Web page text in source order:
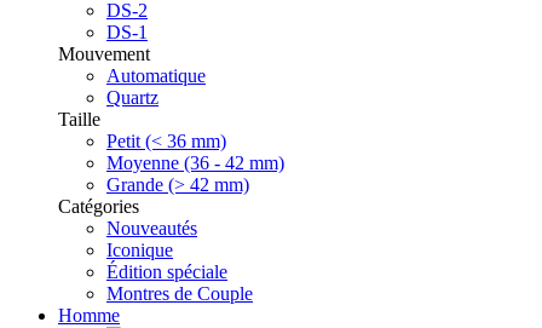
DS-2
DS-1
Mouvement
Automatique
Quartz
Taille
Petit (< 36 mm)
Moyenne (36 - 42 mm)
Grande (> 42 mm)
Catégories
Nouveautés
Iconique
Édition spéciale
Montres de Couple
Homme